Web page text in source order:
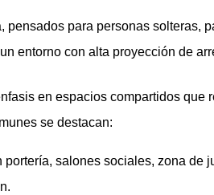
pensados para personas solteras,
entorno con alta proyección de
en espacios compartidos que
se destacan:
salones sociales, zona de